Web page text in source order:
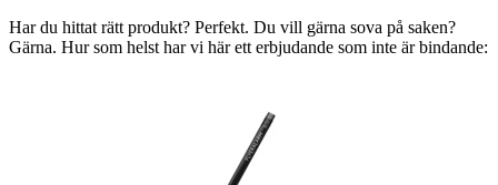
Har du hittat rätt produkt? Perfekt. Du vill gärna sova på saken?
Gärna. Hur som helst har vi här ett erbjudande som inte är bindande: